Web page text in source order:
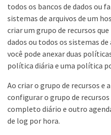
todos os bancos de dados ou
sistemas de arquivos de um
criar um grupo de recursos
dados ou todos os sistemas
você pode anexar duas
política diária e uma política
Ao criar o grupo de recursos e
configurar o grupo de
completo diário e outro
de log por hora.